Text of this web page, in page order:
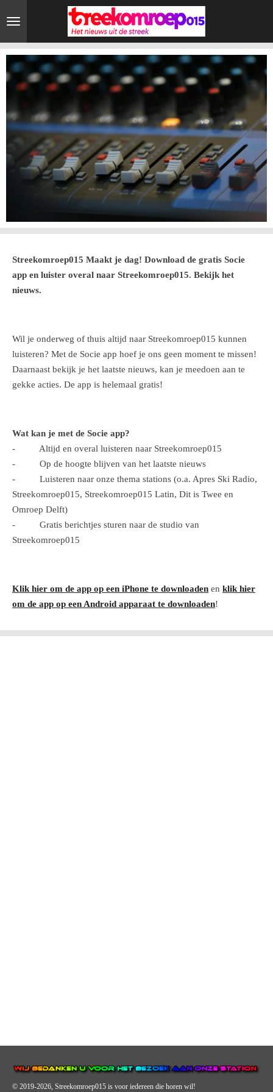
direct
naar
de
hoofdinhoud
Streekomroep015 Maakt je dag! Download de gratis Socie
app en luister overal naar Streekomroep015. Bekijk het
nieuws.
Wil je onderweg of thuis altijd naar Streekomroep015 kunnen
luisteren? Met de Socie app hoef je ons geen moment te missen!
Daarnaast bekijk je het laatste nieuws, kan je meedoen aan te
gekke acties. De app is helemaal gratis!
Wat kan je met de Socie app?
- Altijd en overal luisteren naar Streekomroep015
- Op de hoogte blijven van het laatste nieuws
- Luisteren naar onze thema stations (o.a. Apres Ski Radio,
Streekomroep015, Streekomroep015 Latin, Dit is Twee en
Omroep Delft)
- Gratis berichtjes sturen naar de studio van
Streekomroep015
Klik hier om de app op een iPhone te downloaden en klik hier
om de app op een Android apparaat te downloaden!
© 2019-2026, Streekomroep015 is voor iedereen die horen wil!